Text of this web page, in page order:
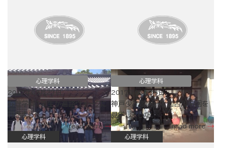
心理学科
2017年05月27日
心理学科１年生が遍路ウォークに
行きました。
read more
心理学科
2017年03月06日
神戸少年鑑別所と加古川学園を
見学しました。
read more
心理学科
心理学科